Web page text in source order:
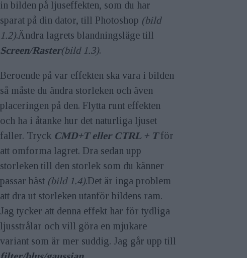
in bilden på ljuseffekten, som du har
sparat på din dator, till Photoshop (bild
1.2).Ändra lagrets blandningsläge till
Screen/Raster(bild 1.3).
Beroende på var effekten ska vara i bilden
så måste du ändra storleken och även
placeringen på den. Flytta runt effekten
och ha i åtanke hur det naturliga ljuset
faller. Tryck CMD+T eller CTRL + Tför
att omforma lagret. Dra sedan upp
storleken till den storlek som du känner
passar bäst (bild 1.4).Det är inga problem
att dra ut storleken utanför bildens ram.
Jag tycker att denna effekt har för tydliga
ljusstrålar och vill göra en mjukare
variant som är mer suddig. Jag går upp till